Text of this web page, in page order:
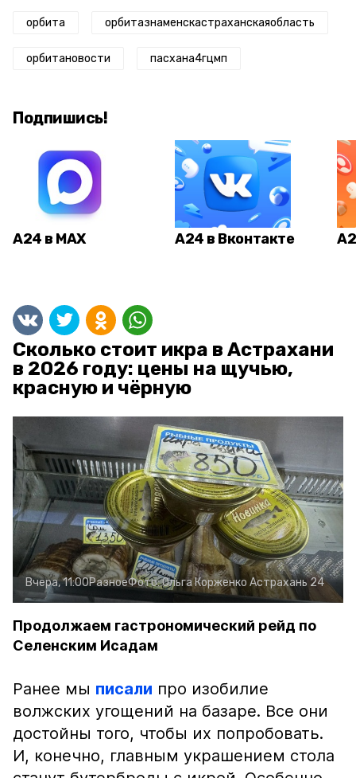
орбита орбитазнаменскастраханскаяобласть
орбитановости пасхана4гцмп
Подпишись!
А24 в MAX А24 в Вконтакте
Сколько стоит икра в Астрахани
в 2026 году: цены на щучью,
красную и чёрную
Вчера, 11:00РазноеФото:Ольга Корженко Астрахань 24
Продолжаем гастрономический рейд по
Селенским Исадам
Ранее мы писали про изобилие
волжских угощений на базаре. Все они
достойны того, чтобы их попробовать.
И, конечно, главным украшением стола